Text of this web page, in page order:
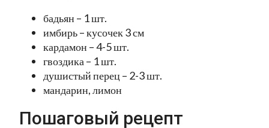
бадьян – 1 шт.
имбирь – кусочек 3 см
кардамон – 4-5 шт.
гвоздика – 1 шт.
душистый перец – 2-3 шт.
мандарин, лимон
Пошаговый рецепт